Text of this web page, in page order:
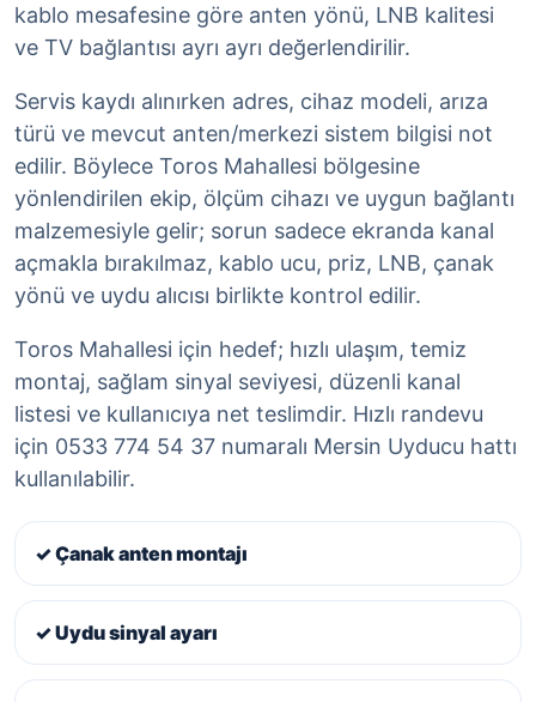
kablo mesafesine göre anten yönü, LNB kalitesi
ve TV bağlantısı ayrı ayrı değerlendirilir.
Servis kaydı alınırken adres, cihaz modeli, arıza
türü ve mevcut anten/merkezi sistem bilgisi not
edilir. Böylece Toros Mahallesi bölgesine
yönlendirilen ekip, ölçüm cihazı ve uygun bağlantı
malzemesiyle gelir; sorun sadece ekranda kanal
açmakla bırakılmaz, kablo ucu, priz, LNB, çanak
yönü ve uydu alıcısı birlikte kontrol edilir.
Toros Mahallesi için hedef; hızlı ulaşım, temiz
montaj, sağlam sinyal seviyesi, düzenli kanal
listesi ve kullanıcıya net teslimdir. Hızlı randevu
için 0533 774 54 37 numaralı Mersin Uyducu hattı
kullanılabilir.
✓ Çanak anten montajı
✓ Uydu sinyal ayarı